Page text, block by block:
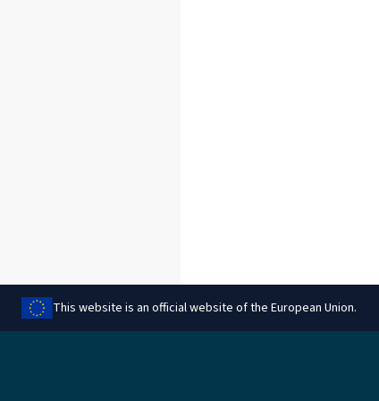
Jaga seda lehte
This website is an official website of the European Union.